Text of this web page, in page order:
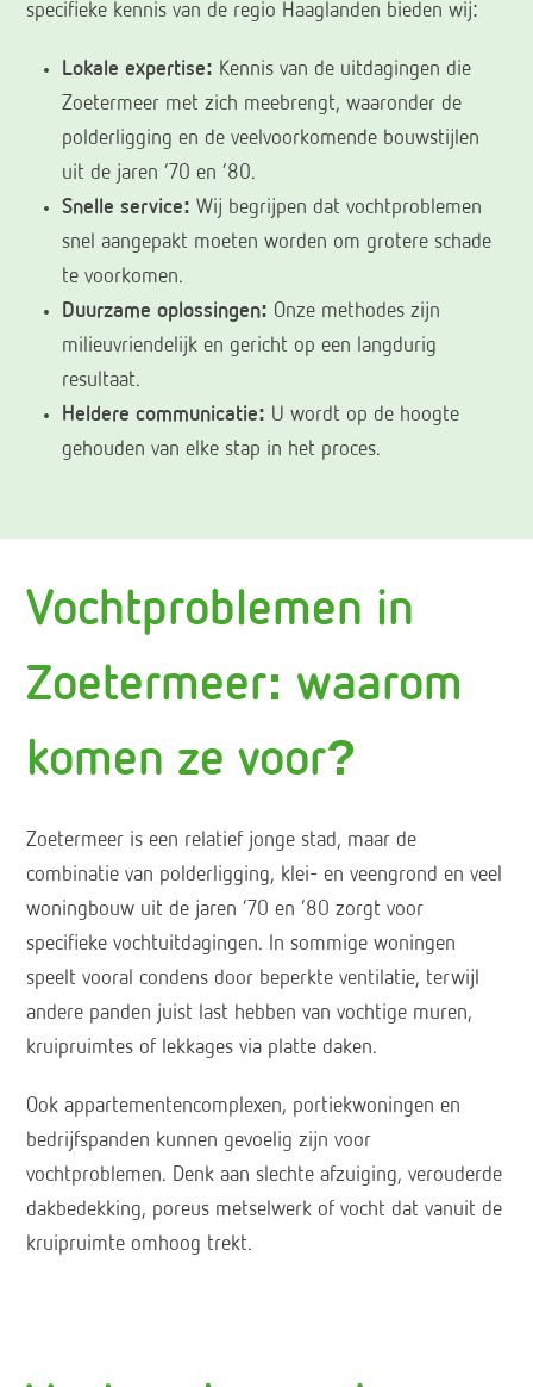
specifieke kennis van de regio Haaglanden bieden wij:
Lokale expertise: Kennis van de uitdagingen die
Zoetermeer met zich meebrengt, waaronder de
polderligging en de veelvoorkomende bouwstijlen
uit de jaren ’70 en ’80.
Snelle service: Wij begrijpen dat vochtproblemen
snel aangepakt moeten worden om grotere schade
te voorkomen.
Duurzame oplossingen: Onze methodes zijn
milieuvriendelijk en gericht op een langdurig
resultaat.
Heldere communicatie: U wordt op de hoogte
gehouden van elke stap in het proces.
Vochtproblemen in
Zoetermeer: waarom
komen ze voor?
Zoetermeer is een relatief jonge stad, maar de
combinatie van polderligging, klei- en veengrond en veel
woningbouw uit de jaren ’70 en ’80 zorgt voor
specifieke vochtuitdagingen. In sommige woningen
speelt vooral condens door beperkte ventilatie, terwijl
andere panden juist last hebben van vochtige muren,
kruipruimtes of lekkages via platte daken.
Ook appartementencomplexen, portiekwoningen en
bedrijfspanden kunnen gevoelig zijn voor
vochtproblemen. Denk aan slechte afzuiging, verouderde
dakbedekking, poreus metselwerk of vocht dat vanuit de
kruipruimte omhoog trekt.